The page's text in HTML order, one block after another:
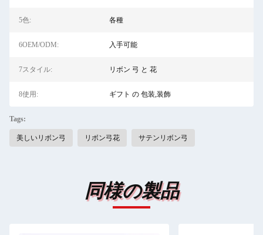
5色: 各種
6OEM/ODM: 入手可能
7スタイル: リボン 弓 と 花
8使用: ギフト の 包装,装飾
Tags:
美しいリボン弓 リボン弓花 サテンリボン弓
同様の製品